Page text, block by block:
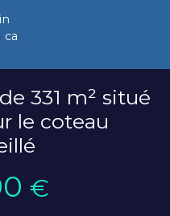
ca
331 m² situé
le coteau
€